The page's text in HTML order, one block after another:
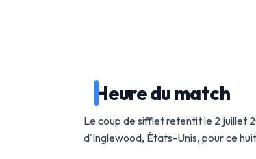
Heure du match
Le coup de sifflet retentit le 2 juillet
d'Inglewood, États-Unis, pour ce